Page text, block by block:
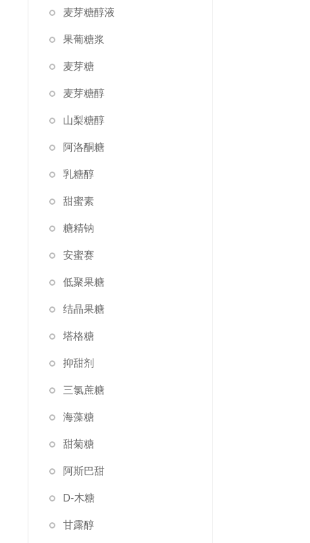
麦芽糖醇液
果葡糖浆
麦芽糖
麦芽糖醇
山梨糖醇
阿洛酮糖
乳糖醇
甜蜜素
糖精钠
安蜜赛
低聚果糖
结晶果糖
塔格糖
抑甜剂
三氯蔗糖
海藻糖
甜菊糖
阿斯巴甜
D-木糖
甘露醇